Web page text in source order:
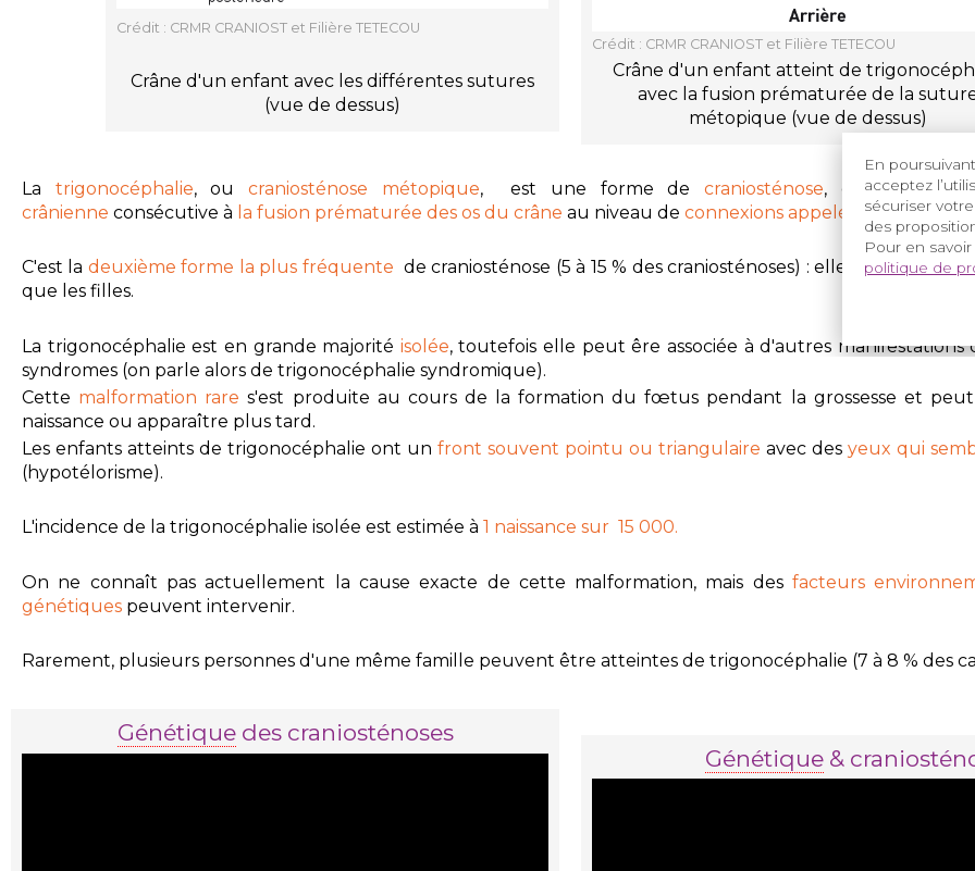
En
acceptez
sécuriser
des
Pour en
politique de
Crédit : CRMR CRANIOST et Filière TETECOU
Crâne d'un enfant avec les différentes sutures
(vue de dessus)
Crédit : CRMR CRANIOST et Filière TETECOU
Crâne d'un enfant atteint de
avec la fusion prématurée de la
métopique (vue de dessus)
La trigonocéphalie, oucraniosténose métopique, est une forme decraniosténose, c'est-à-dire
crânienne consécutive à la fusion prématurée des os du crâne au niveau de connexions appelées sutures.
C'est la deuxième forme la plus fréquente de craniosténose (5 à 15 % des craniosténoses) : elle
touche
que les filles.
La trigonocéphalie est en grande majorité isolée, toutefois elle peut êre associée à d'autres manifestations
syndromes (on parle alors de trigonocéphalie syndromique).
Cette malformation rare s'est produite au cours de la formation du fœtus pendant la grossesse et
naissance ou apparaître plus tard.
Les enfants atteints de trigonocéphalie ont unfront souvent pointu ou triangulaire avec desyeux qui
(hypotélorisme).
L'incidence de la trigonocéphalie isolée est estimée à 1 naissance sur 15 000.
On ne connaît pas actuellement la cause exacte de cette malformation, mais desfacteurs
génétiques peuvent intervenir.
Rarement, plusieurs personnes d'une même famille peuvent être atteintes de trigonocéphalie (7 à 8 % des
Génétiquedes craniosténoses
Génétique &